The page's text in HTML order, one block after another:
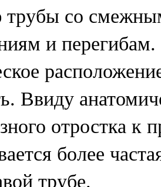
со
и
Ввиду
отростка к
более
трубе.